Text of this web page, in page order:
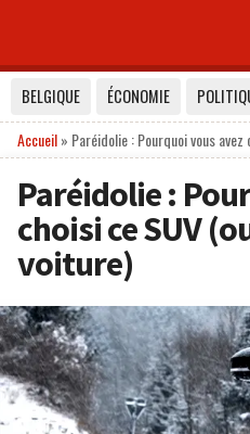
BELGIQUE ÉCONOMIE
Accueil» Paréidolie : Pourquoi vous
Paréidolie :
choisi ce SUV
voiture)